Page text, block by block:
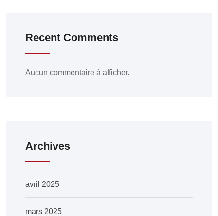
Recent Comments
Aucun commentaire à afficher.
Archives
avril 2025
mars 2025